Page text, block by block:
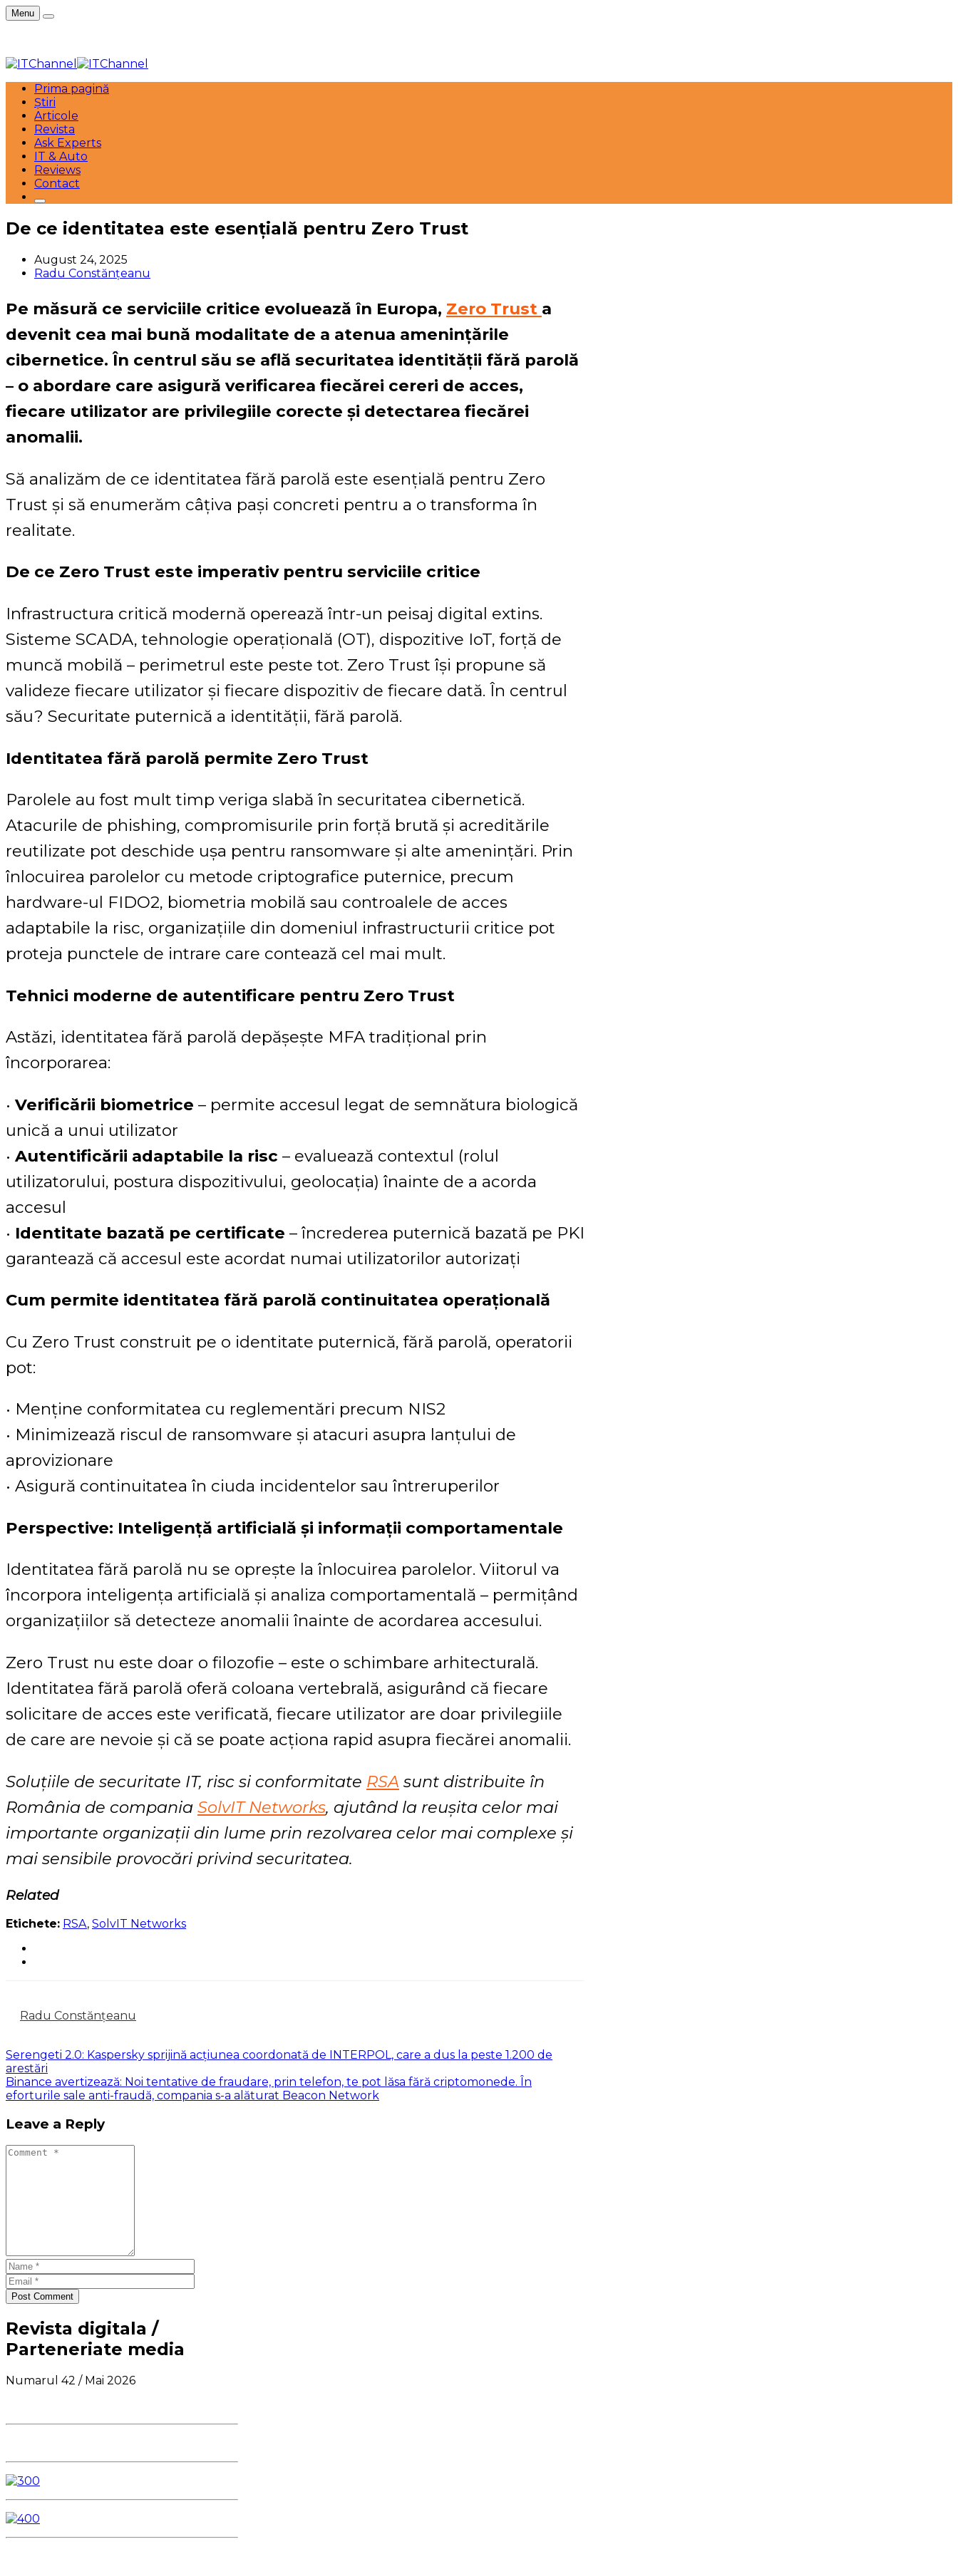
Menu
Prima pagină
Știri
Articole
Revista
Ask Experts
IT & Auto
Reviews
Contact
De ce identitatea este esențială pentru Zero Trust
August 24, 2025
Radu Constănțeanu
Pe măsură ce serviciile critice evoluează în Europa, Zero Trust a
devenit cea mai bună modalitate de a atenua amenințările
cibernetice. În centrul său se află securitatea identității fără parolă
– o abordare care asigură verificarea fiecărei cereri de acces,
fiecare utilizator are privilegiile corecte și detectarea fiecărei
anomalii.
Să analizăm de ce identitatea fără parolă este esențială pentru Zero
Trust și să enumerăm câțiva pași concreti pentru a o transforma în
realitate.
De ce Zero Trust este imperativ pentru serviciile critice
Infrastructura critică modernă operează într-un peisaj digital extins.
Sisteme SCADA, tehnologie operațională (OT), dispozitive IoT, forță de
muncă mobilă – perimetrul este peste tot. Zero Trust își propune să
valideze fiecare utilizator și fiecare dispozitiv de fiecare dată. În centrul
său? Securitate puternică a identității, fără parolă.
Identitatea fără parolă permite Zero Trust
Parolele au fost mult timp veriga slabă în securitatea cibernetică.
Atacurile de phishing, compromisurile prin forță brută și acreditările
reutilizate pot deschide ușa pentru ransomware și alte amenințări. Prin
înlocuirea parolelor cu metode criptografice puternice, precum
hardware-ul FIDO2, biometria mobilă sau controalele de acces
adaptabile la risc, organizațiile din domeniul infrastructurii critice pot
proteja punctele de intrare care contează cel mai mult.
Tehnici moderne de autentificare pentru Zero Trust
Astăzi, identitatea fără parolă depășește MFA tradițional prin
încorporarea:
• Verificării biometrice – permite accesul legat de semnătura biologică
unică a unui utilizator
• Autentificării adaptabile la risc – evaluează contextul (rolul
utilizatorului, postura dispozitivului, geolocația) înainte de a acorda
accesul
• Identitate bazată pe certificate – încrederea puternică bazată pe PKI
garantează că accesul este acordat numai utilizatorilor autorizați
Cum permite identitatea fără parolă continuitatea operațională
Cu Zero Trust construit pe o identitate puternică, fără parolă, operatorii
pot:
• Menține conformitatea cu reglementări precum NIS2
• Minimizează riscul de ransomware și atacuri asupra lanțului de
aprovizionare
• Asigură continuitatea în ciuda incidentelor sau întreruperilor
Perspective: Inteligență artificială și informații comportamentale
Identitatea fără parolă nu se oprește la înlocuirea parolelor. Viitorul va
încorpora inteligența artificială și analiza comportamentală – permițând
organizațiilor să detecteze anomalii înainte de acordarea accesului.
Zero Trust nu este doar o filozofie – este o schimbare arhitecturală.
Identitatea fără parolă oferă coloana vertebrală, asigurând că fiecare
solicitare de acces este verificată, fiecare utilizator are doar privilegiile
de care are nevoie și că se poate acționa rapid asupra fiecărei anomalii.
Soluțiile de securitate IT, risc si conformitate RSA sunt distribuite în
România de compania SolvIT Networks, ajutând la reușita celor mai
importante organizații din lume prin rezolvarea celor mai complexe și
mai sensibile provocări privind securitatea.
Related
Etichete: RSA, SolvIT Networks
Radu Constănțeanu
Serengeti 2.0: Kaspersky sprijină acțiunea coordonată de INTERPOL, care a dus la peste 1.200 de
arestări
Binance avertizează: Noi tentative de fraudare, prin telefon, te pot lăsa fără criptomonede. În
eforturile sale anti-fraudă, compania s-a alăturat Beacon Network
Leave a Reply
Post Comment
Revista digitala /
Parteneriate media
Numarul 42 / Mai 2026